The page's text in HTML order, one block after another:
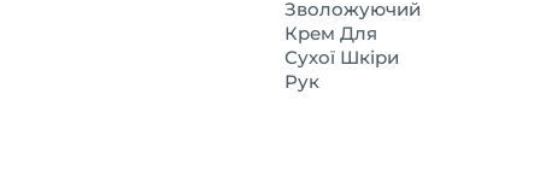
Зволожуючий
Крем Для
Сухої Шкіри
Рук